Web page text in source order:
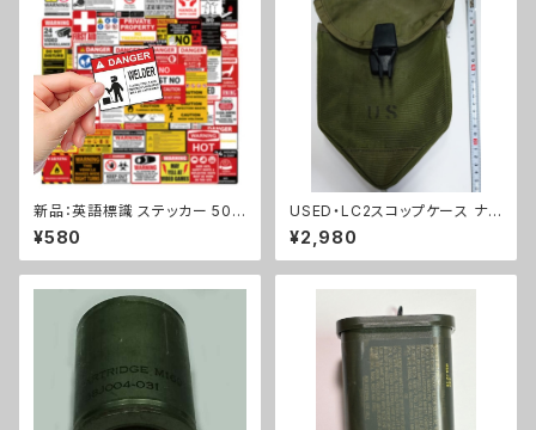
新品：英語標識 ステッカー 50
枚セット PVC 防水(A236).
¥580
USED・LC2スコップケース ナイ
ロンタイプ(A0041)
¥2,980